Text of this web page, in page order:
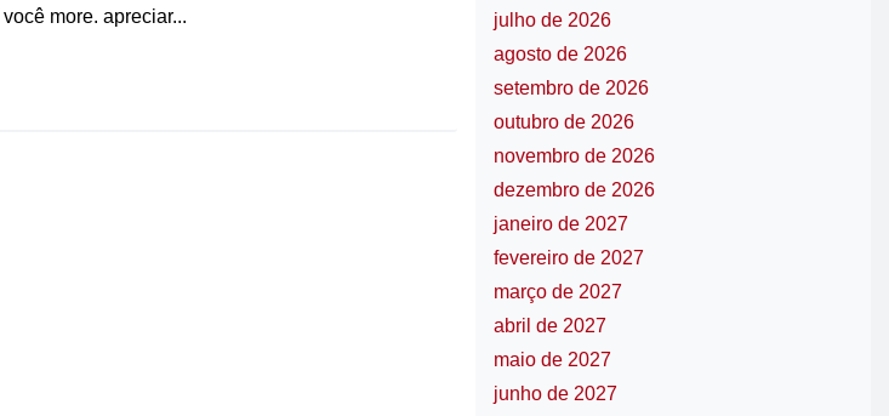
more. apreciar...
julho de 2026
agosto de 2026
setembro de 2026
outubro de 2026
novembro de 2026
dezembro de 2026
janeiro de 2027
fevereiro de 2027
março de 2027
abril de 2027
maio de 2027
junho de 2027